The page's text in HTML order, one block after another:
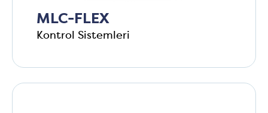
MLC-FLEX
Kontrol Sistemleri